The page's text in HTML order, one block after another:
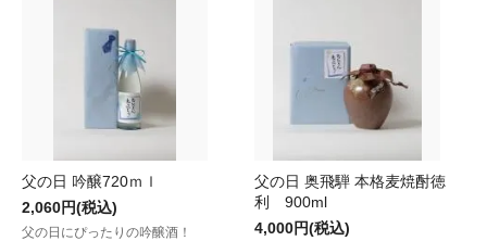
父の日 吟醸720ｍｌ
2,060円(税込)
父の日にぴったりの吟醸酒！
父の日 奥飛騨 本格麦焼酎徳
利 900ml
4,000円(税込)